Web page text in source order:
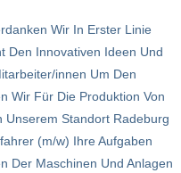
Wir In Erster Linie
Den Innovativen Ideen Und
innen Um Den
Wir Für Die Produktion Von
Unserem Standort Radeburg
(m/w) Ihre Aufgaben
Der Maschinen Und Anlagen